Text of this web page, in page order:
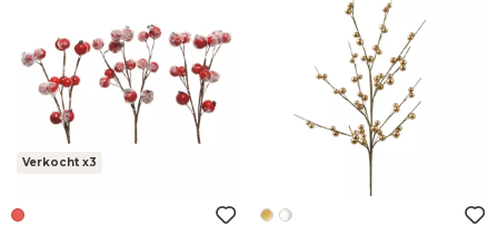
Verkocht x3